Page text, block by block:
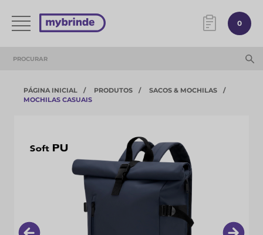
0
PÁGINA INICIAL PRODUTOS
SACOS & MOCHILAS
MOCHILAS CASUAIS